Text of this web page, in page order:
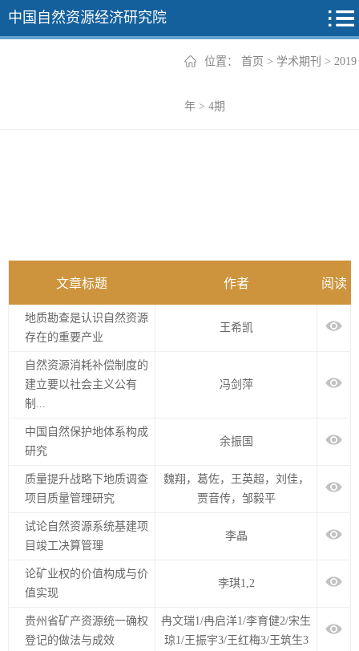
中国自然资源经济研究院
+
位置： 首页 > 学术期刊 > 2019
年 > 4期
文章标题 作者 阅读
地质勘查是认识自然资源
存在的重要产业
王希凯
自然资源消耗补偿制度的
建立要以社会主义公有
制...
冯剑萍
中国自然保护地体系构成
研究
余振国
质量提升战略下地质调查
项目质量管理研究
魏翔，葛佐，王英超，刘佳，
贾音传，邹毅平
试论自然资源系统基建项
目竣工决算管理
李晶
论矿业权的价值构成与价
值实现
李琪1,2
贵州省矿产资源统一确权
登记的做法与成效
冉文瑞1/冉启洋1/李育健2/宋生
琼1/王振宇3/王红梅3/王筑生3